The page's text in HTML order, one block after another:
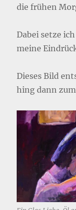
die frühen
Dabei setze
meine
Dieses Bild
hing dann